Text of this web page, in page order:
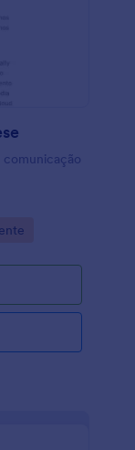
comunicação